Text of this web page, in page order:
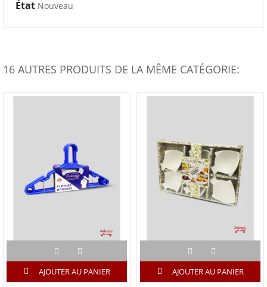
État Nouveau
16 AUTRES PRODUITS DE LA MÊME CATÉGORIE:
AJOUTER AU PANIER AJOUTER AU PANIER